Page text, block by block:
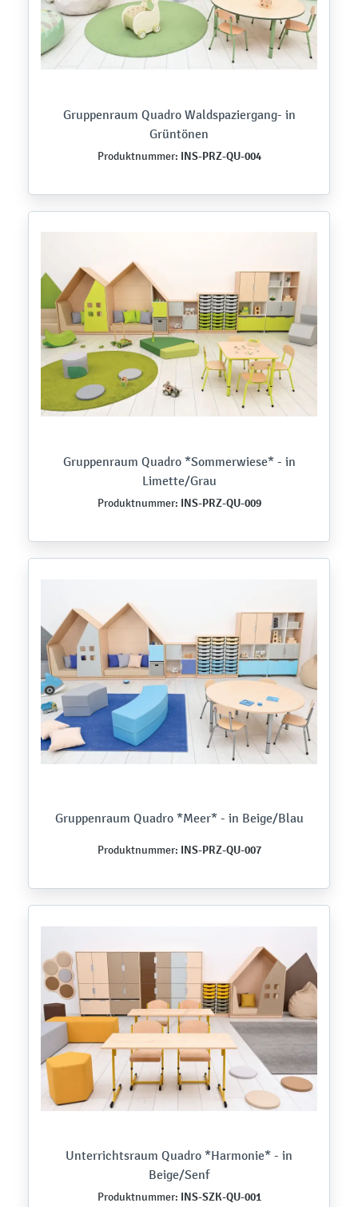
Gruppenraum Quadro Waldspaziergang- in
Grüntönen
Produktnummer: INS-PRZ-QU-004
Gruppenraum Quadro *Sommerwiese* - in
Limette/Grau
Produktnummer: INS-PRZ-QU-009
Gruppenraum Quadro *Meer* - in Beige/Blau
Produktnummer: INS-PRZ-QU-007
Unterrichtsraum Quadro *Harmonie* - in
Beige/Senf
Produktnummer: INS-SZK-QU-001